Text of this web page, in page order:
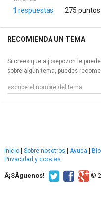
1 respuestas 275 puntos
RECOMIENDA UN TEMA
Si crees que a josepozon le
sobre algún tema, puedes
Inicio Sobre nosotros Ayuda
Privacidad y cookies
Â¡SÃ­guenos! ©